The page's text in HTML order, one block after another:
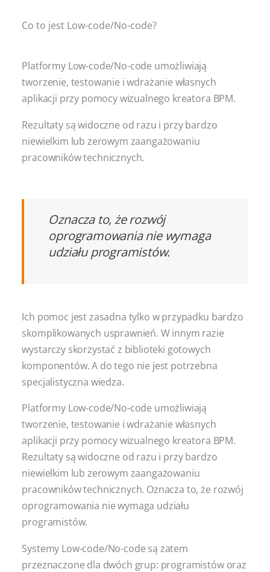
Co to jest Low-code/No-code?
Platformy Low-code/No-code umożliwiają
tworzenie, testowanie i wdrażanie własnych
aplikacji przy pomocy wizualnego kreatora BPM.
Rezultaty są widoczne od razu i przy bardzo
niewielkim lub zerowym zaangażowaniu
pracowników technicznych.
Oznacza to, że rozwój
oprogramowania nie wymaga
udziału programistów.
Ich pomoc jest zasadna tylko w przypadku bardzo
skomplikowanych usprawnień. W innym razie
wystarczy skorzystać z biblioteki gotowych
komponentów. A do tego nie jest potrzebna
specjalistyczna wiedza.
Platformy Low-code/No-code umożliwiają
tworzenie, testowanie i wdrażanie własnych
aplikacji przy pomocy wizualnego kreatora BPM.
Rezultaty są widoczne od razu i przy bardzo
niewielkim lub zerowym zaangażowaniu
pracowników technicznych. Oznacza to, że rozwój
oprogramowania nie wymaga udziału
programistów.
Systemy Low-code/No-code są zatem
przeznaczone dla dwóch grup: programistów oraz